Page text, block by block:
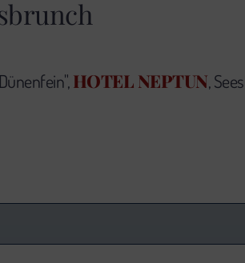
HOTEL NEPTUN ,